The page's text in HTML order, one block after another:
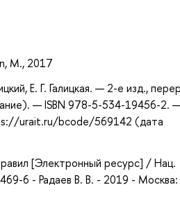
M., 2017
Е. Г. Галицкая. — 2-е изд.,
— ISBN 978-5-534-19456-2.
urait.ru/bcode/569142 (дата
[Электронный ресурс] / Нац.
6 - Радаев В. В. - 2019 -